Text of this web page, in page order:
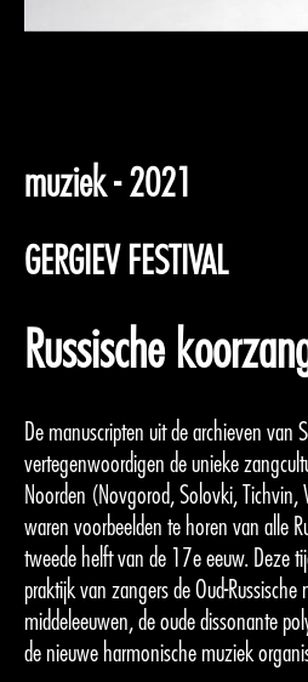
muziek - 2021
GERGIEV FESTIVAL
Russische
De manuscripten uit de archieven van
vertegenwoordigen de unieke
Noorden (Novgorod, Solovki, Tichvin,
waren voorbeelden te horen van alle
tweede helft van de 17e eeuw. Deze
praktijk van zangers de Oud-
middeleeuwen, de oude dissonante
de nieuwe harmonische muziek